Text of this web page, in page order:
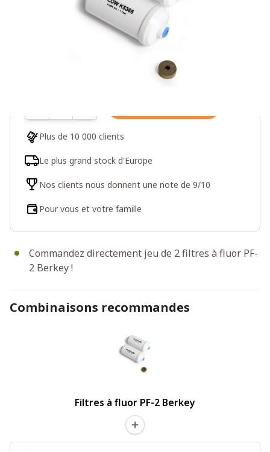
Commandez directement jeu de 2 filtres à fluor PF-
2 Berkey !
Plus de 10 000 clients
Le plus grand stock d'Europe
Nos clients nous donnent une note de 9/10
Pour vous et votre famille
Combinaisons recommandes
Filtres à fluor PF-2 Berkey